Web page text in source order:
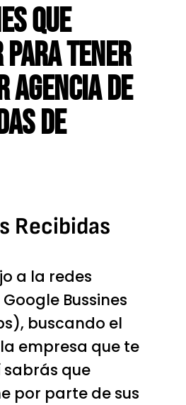
Que
Tener
Agencia De
De
Recibidas
a la redes
Bussines
buscando el
empresa que te
que
por parte de sus